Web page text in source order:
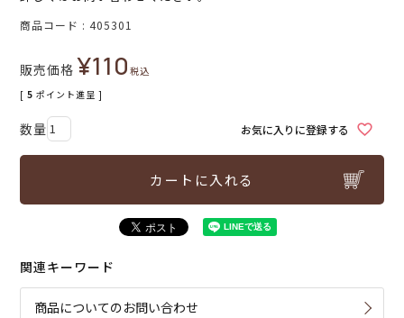
商品コード 405301
販売価格 ¥110税込
[ 5 ポイント進呈 ]
お気に入りに登録する
カートに入れる
関連キーワード
商品についてのお問い合わせ